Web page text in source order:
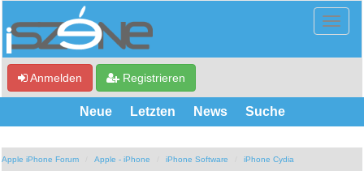
Anmelden Registrieren
Neue Letzten News Suche
Apple iPhone Forum Apple - iPhone iPhone Software iPhone Cydia